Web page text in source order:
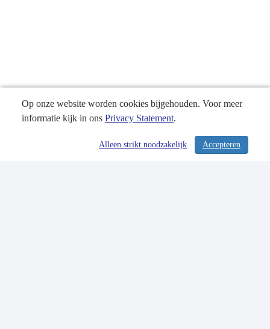
/ 364
Op onze website worden cookies bijgehouden. Voor meer
informatie kijk in ons Privacy Statement.
Accepteren
Alleen strikt noodzakelijk